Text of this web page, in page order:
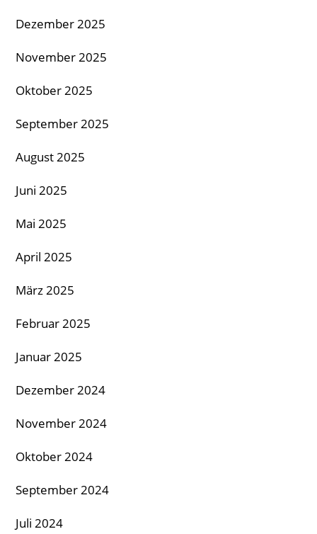
Dezember 2025
November 2025
Oktober 2025
September 2025
August 2025
Juni 2025
Mai 2025
April 2025
März 2025
Februar 2025
Januar 2025
Dezember 2024
November 2024
Oktober 2024
September 2024
Juli 2024